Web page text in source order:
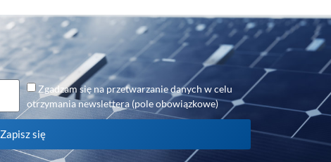
Zgadzam się na przetwarzanie danych w celu
otrzymania newslettera (pole obowiązkowe)
Zapisz się